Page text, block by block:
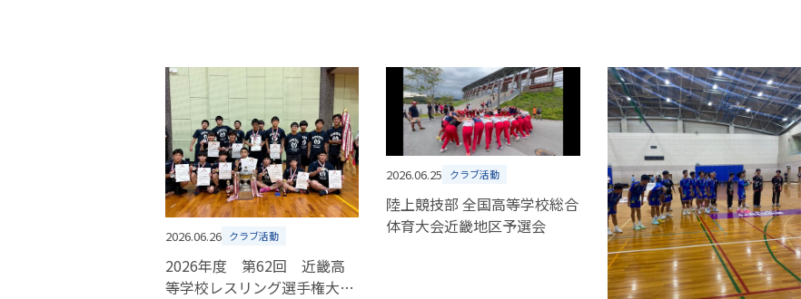
2026.06.26 クラブ活動
2026年度 第62回 近畿高
等学校レスリング選手権大
2026.06.25 クラブ活動
陸上競技部 全国高等学校総合
体育大会近畿地区予選会